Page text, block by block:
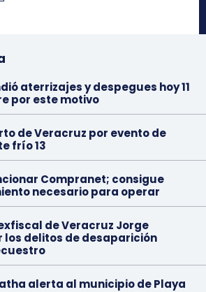
aterrizajes y despegues hoy 11
por este motivo
de Veracruz por evento de
frío 13
Compranet; consigue
necesario para operar
de Veracruz Jorge
los delitos de desaparición
alerta al municipio de Playa